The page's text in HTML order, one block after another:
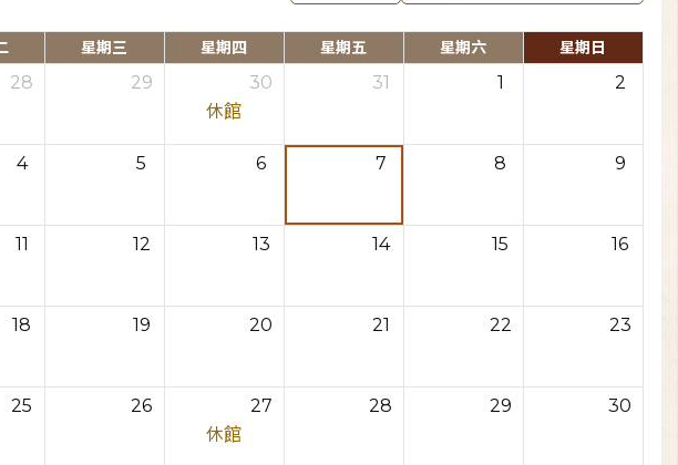
星期三 星期四 星期五 星期六 星期日
28 29
30
休館
31 1 2
4 5 6 7 8 9
11 12 13 14 15 16
18 19 20 21 22 23
25 26
27
休館
28 29 30